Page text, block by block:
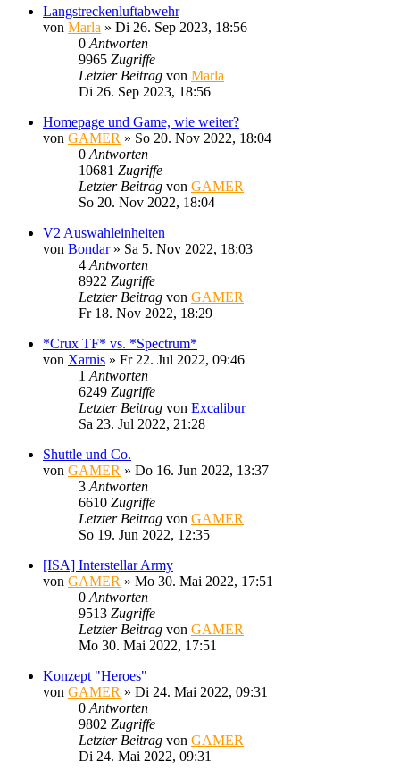
Langstreckenluftabwehr
von Marla » Di 26. Sep 2023, 18:56
0 Antworten
9965 Zugriffe
Letzter Beitrag von Marla
Di 26. Sep 2023, 18:56
Homepage und Game, wie weiter?
von GAMER » So 20. Nov 2022, 18:04
0 Antworten
10681 Zugriffe
Letzter Beitrag von GAMER
So 20. Nov 2022, 18:04
V2 Auswahleinheiten
von Bondar» Sa 5. Nov 2022, 18:03
4 Antworten
8922 Zugriffe
Letzter Beitrag von GAMER
Fr 18. Nov 2022, 18:29
*Crux TF* vs. *Spectrum*
von Xarnis » Fr 22. Jul 2022, 09:46
1 Antworten
6249 Zugriffe
Letzter Beitrag von Excalibur
Sa 23. Jul 2022, 21:28
Shuttle und Co.
von GAMER » Do 16. Jun 2022, 13:37
3 Antworten
6610 Zugriffe
Letzter Beitrag von GAMER
So 19. Jun 2022, 12:35
[ISA] Interstellar Army
von GAMER » Mo 30. Mai 2022, 17:51
0 Antworten
9513 Zugriffe
Letzter Beitrag von GAMER
Mo 30. Mai 2022, 17:51
Konzept "Heroes"
von GAMER » Di 24. Mai 2022, 09:31
0 Antworten
9802 Zugriffe
Letzter Beitrag von GAMER
Di 24. Mai 2022, 09:31